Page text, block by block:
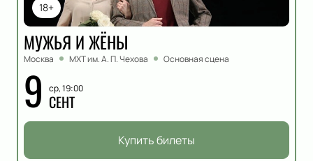
18+
МУЖЬЯ И ЖЁНЫ
Москва МХТ им. А. П. Чехова Основная сцена
9 ср, 19:00
СЕНТ
Купить билеты